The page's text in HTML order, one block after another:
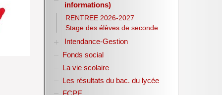
informations)
RENTREE 2026-2027
Stage des élèves de seconde
Intendance-Gestion
Restauration scolaire
Bourses nationales
Année scolaire 2017-2018
Fonds social
La vie scolaire
Les résultats du bac. du lycée
FCPE